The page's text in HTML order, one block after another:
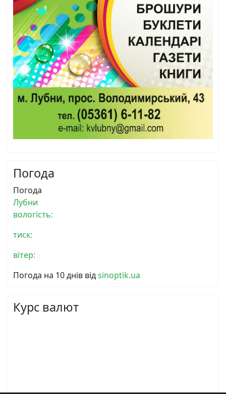
Погода
Погода
Лубни
вологість:
тиск:
вітер:
Погода на 10 днів відsinoptik.ua
Курс валют